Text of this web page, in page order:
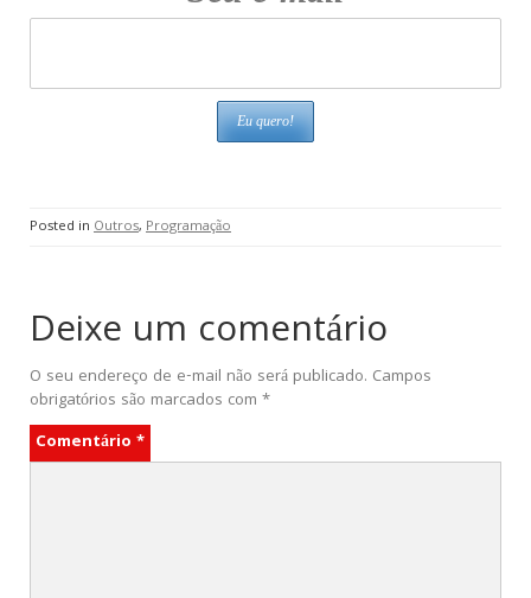
Posted in Outros, Programação
Deixe um comentário
O seu endereço de e-mail não será publicado. Campos
obrigatórios são marcados com *
Comentário *